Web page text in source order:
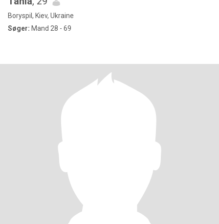
Boryspil, Kiev, Ukraine
Søger: Mand 28 - 69